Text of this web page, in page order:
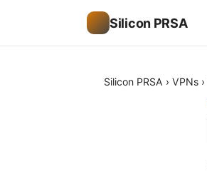
Silicon PRSA
Silicon PRSA › VPNs ›